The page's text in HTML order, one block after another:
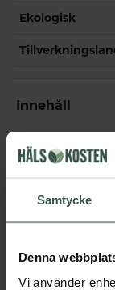
Samtycke
Denna
Vi använder
Ekologisk
Innehåll
Dosering &